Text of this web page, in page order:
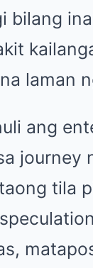
bilang
laman
ang
journey
tila